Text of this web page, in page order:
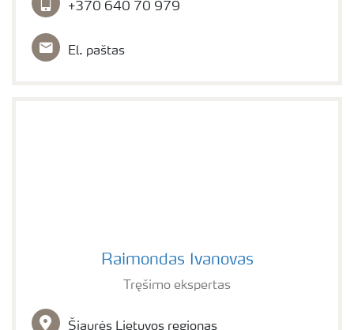
+370 640 70 979
El. paštas
Raimondas Ivanovas
Tręšimo ekspertas
Šiaurės Lietuvos regionas